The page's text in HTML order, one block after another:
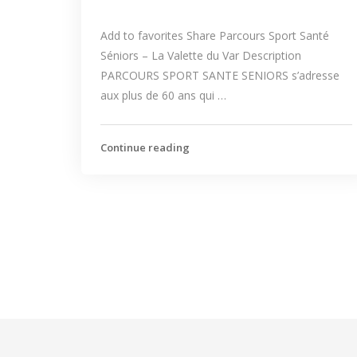
Add to favorites Share Parcours Sport Santé
Séniors – La Valette du Var Description
PARCOURS SPORT SANTE SENIORS s’adresse
aux plus de 60 ans qui …
Continue reading